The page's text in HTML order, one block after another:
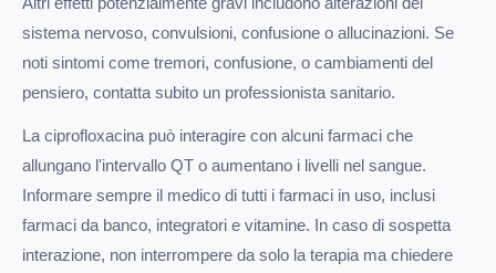
sistema nervoso, convulsioni, confusione o allucinazioni. Se
noti sintomi come tremori, confusione, o cambiamenti del
pensiero, contatta subito un professionista sanitario.
La ciprofloxacina può interagire con alcuni farmaci che
allungano l'intervallo QT o aumentano i livelli nel sangue.
Informare sempre il medico di tutti i farmaci in uso, inclusi
farmaci da banco, integratori e vitamine. In caso di sospetta
interazione, non interrompere da solo la terapia ma chiedere